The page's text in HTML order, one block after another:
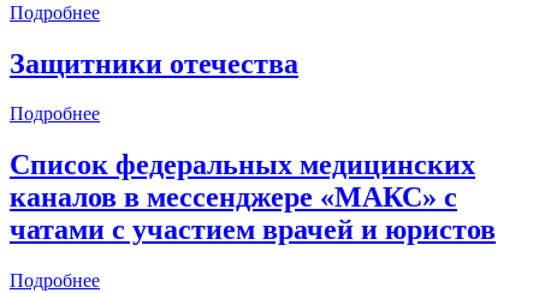
Подробнее
Защитники отечества
Подробнее
Список федеральных медицинских
каналов в мессенджере «МАКС» с
чатами с участием врачей и юристов
Подробнее